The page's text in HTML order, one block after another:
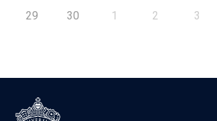
29 30 1 2 3